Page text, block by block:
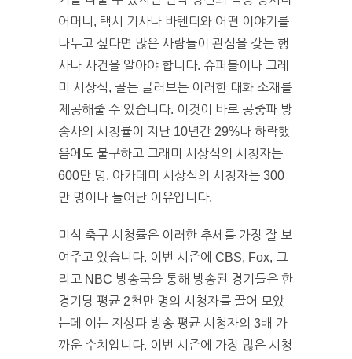
어머니, 택시 기사나 바텐더와 어떤 이야기를
나누고 싶다면 많은 사람들이 관심을 갖는 행
사나 사건을 알아야 합니다. 슈퍼볼이나 그레
미 시상식, 골든 글러브는 이러한 대화 소재를
제공해줄 수 있습니다. 이것이 바로 공중파 방
송사의 시청률이 지난 10년간 29%나 하락했
음에도 불구하고 그래미 시상식의 시청자는
600만 명, 아카데미 시상식의 시청자는 300
만 명이나 늘어난 이유입니다.
미식 축구 시청률은 이러한 추세를 가장 잘 보
여주고 있습니다. 이번 시즌에 CBS, Fox, 그
리고 NBC 방송국을 통해 방송된 경기들은 한
경기당 평균 2천만 명의 시청자를 끌어 모았
는데 이는 지상파 방송 평균 시청자의 3배 가
까운 수치입니다. 이번 시즌에 가장 많은 시청